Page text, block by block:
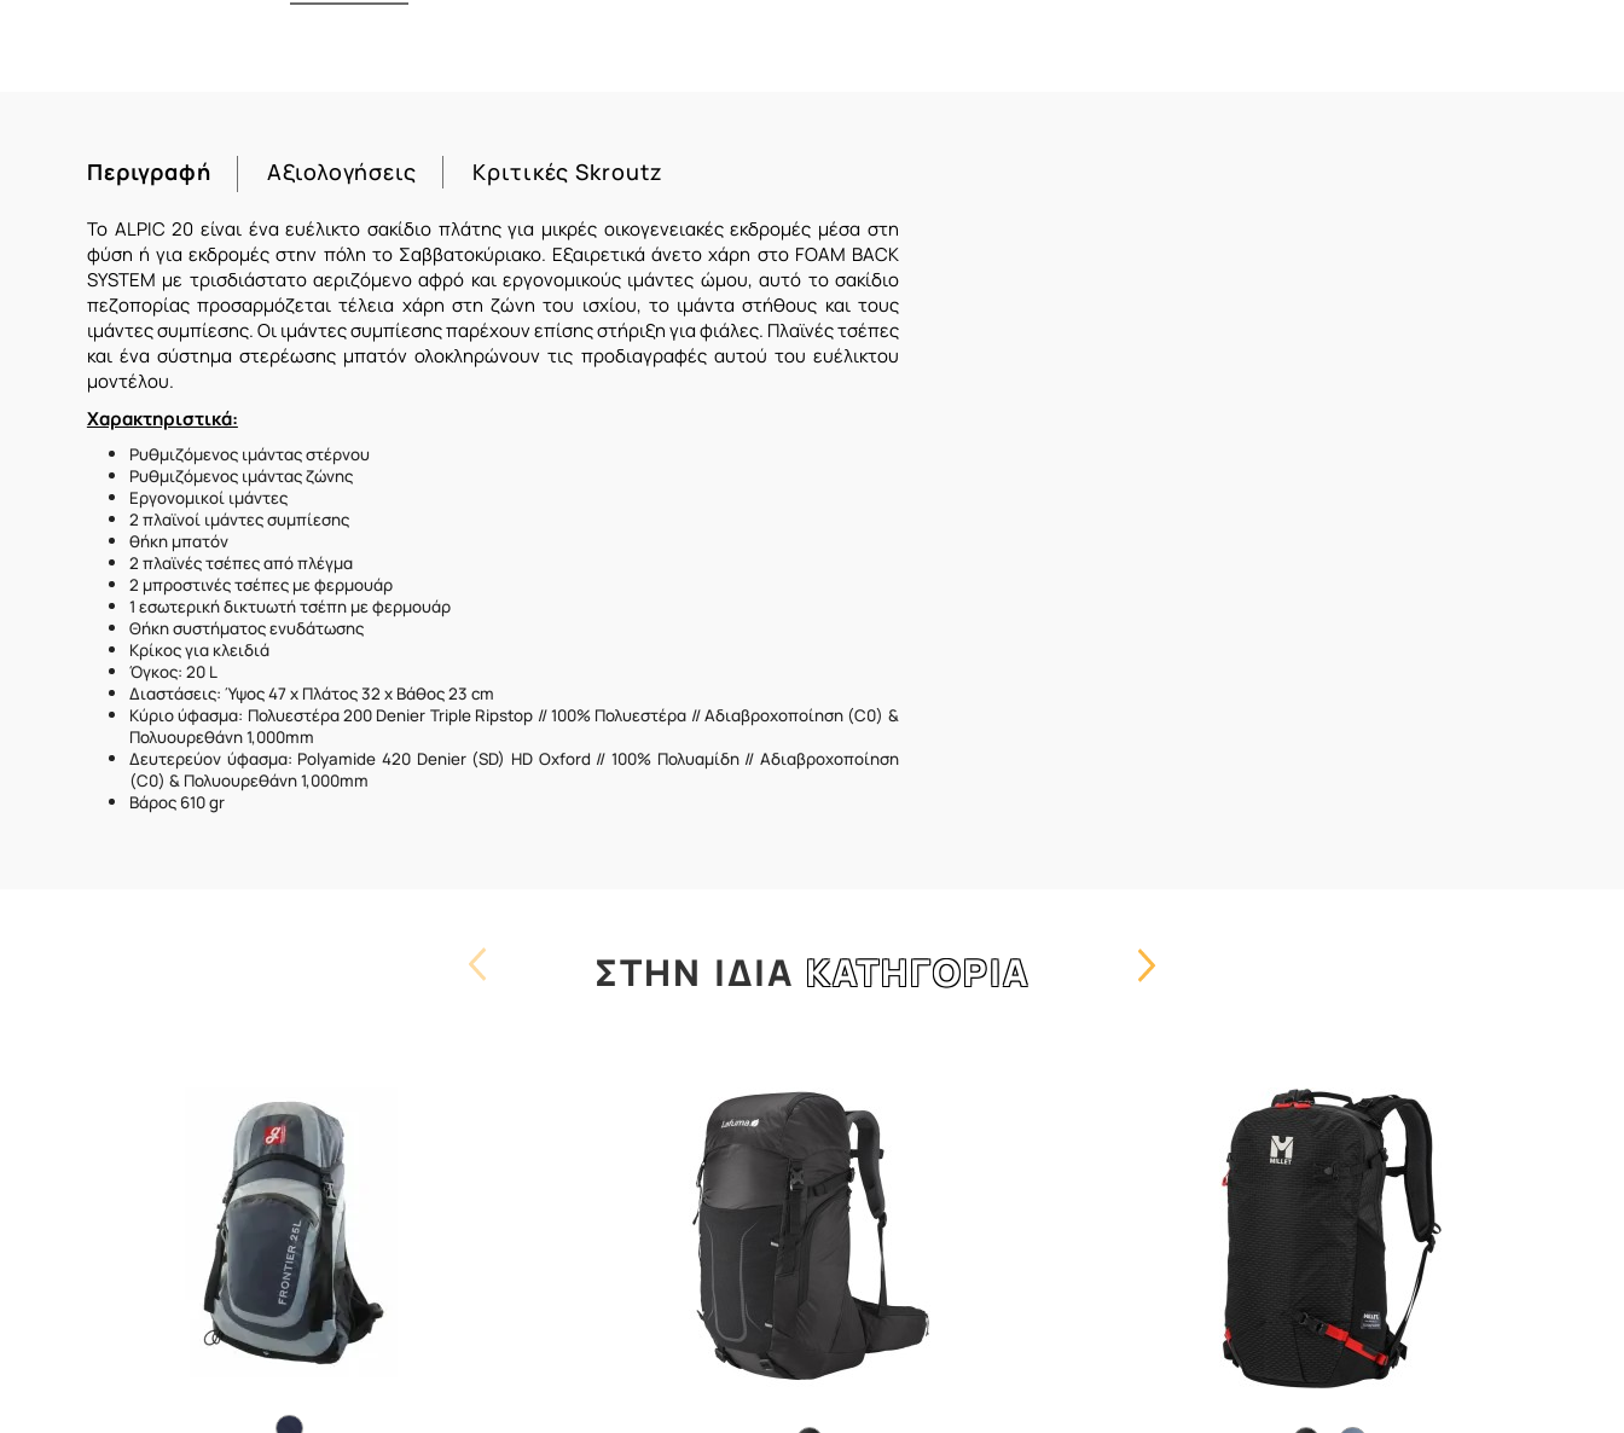
Περιγραφή Αξιολογήσεις Κριτικές Skroutz
Το ALPIC 20 είναι ένα ευέλικτο σακίδιο πλάτης για μικρές οικογενειακές εκδρομές μέσα στη
φύση ή για εκδρομές στην πόλη το Σαββατοκύριακο. Εξαιρετικά άνετο χάρη στο FOAM BACK
SYSTEM με τρισδιάστατο αεριζόμενο αφρό και εργονομικούς ιμάντες ώμου, αυτό το σακίδιο
πεζοπορίας προσαρμόζεται τέλεια χάρη στη ζώνη του ισχίου, το ιμάντα στήθους και τους
ιμάντες συμπίεσης.Οι ιμάντες συμπίεσης παρέχουν επίσης στήριξη για φιάλες. Πλαϊνές τσέπες
και ένα σύστημα στερέωσης μπατόν ολοκληρώνουν τις προδιαγραφές αυτού του ευέλικτου
μοντέλου.
Χαρακτηριστικά:
Ρυθμιζόμενος ιμάντας στέρνου
Ρυθμιζόμενος ιμάντας ζώνης
Εργονομικοί ιμάντες
2 πλαϊνοί ιμάντες συμπίεσης
θήκη μπατόν
2 πλαϊνές τσέπες από πλέγμα
2 μπροστινές τσέπες με φερμουάρ
1 εσωτερική δικτυωτή τσέπη με φερμουάρ
Θήκη συστήματος ενυδάτωσης
Κρίκος για κλειδιά
Όγκος: 20 L
Διαστάσεις: Ύψος 47 x Πλάτος 32 x Βάθος 23 cm
Κύριο ύφασμα: Πολυεστέρα 200 Denier Triple Ripstop // 100% Πολυεστέρα // Αδιαβροχοποίηση (C0) &
Πολυουρεθάνη 1,000mm
Δευτερεύον ύφασμα: Polyamide 420 Denier (SD) HD Oxford // 100% Πολυαμίδη // Αδιαβροχοποίηση
(C0) & Πολυουρεθάνη 1,000mm
Βάρος 610 gr
ΣΤΗΝ ΙΔΙΑ ΚΑΤΗΓΟΡΙΑ